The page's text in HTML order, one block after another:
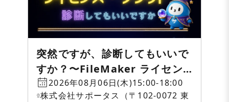
突然ですが、診断してもいいで
すか？〜FileMaker ライセン
ス・クラウド相談会〜
2026年08月06日(木)15:00-18:00
株式会社サポータス（〒102-0072 東